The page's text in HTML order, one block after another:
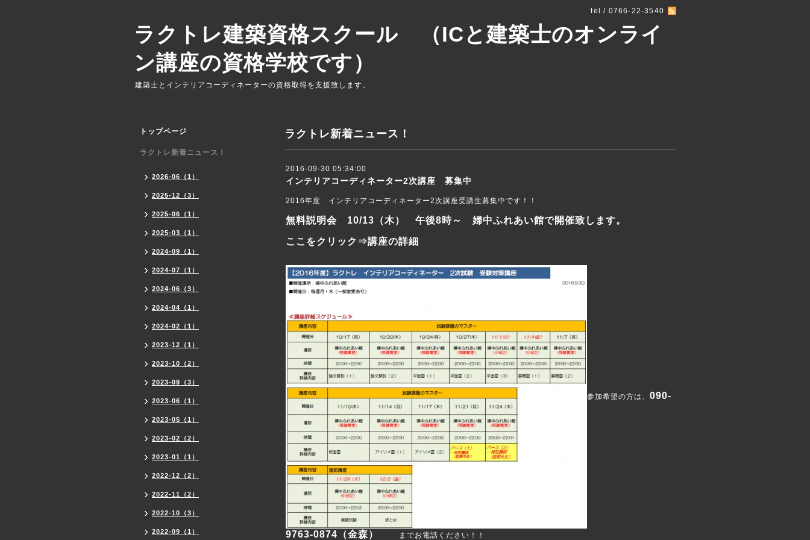
tel / 0766-22-3540
ラクトレ建築資格スクール （ICと建築士のオンライ
ン講座の資格学校です）
建築士とインテリアコーディネーターの資格取得を支援致します。
ラクトレ新着ニュース！
2016-09-30 05:34:00
インテリアコーディネーター2次講座 募集中
2016年度 インテリアコーディネーター2次講座受講生募集中です！！
無料説明会 10/13（木） 午後8時～ 婦中ふれあい館で開催致します。
ここをクリック⇒講座の詳細
参加希望の方は、 090-
9763-0874（金森） までお電話ください！！
トップページ
ラクトレ新着ニュース！
2026-06（1）
2025-12（3）
2025-06（1）
2025-03（1）
2024-09（1）
2024-07（1）
2024-06（3）
2024-04（1）
2024-02（1）
2023-12（1）
2023-10（2）
2023-09（3）
2023-06（1）
2023-05（1）
2023-02（2）
2023-01（1）
2022-12（2）
2022-11（2）
2022-10（3）
2022-09（1）